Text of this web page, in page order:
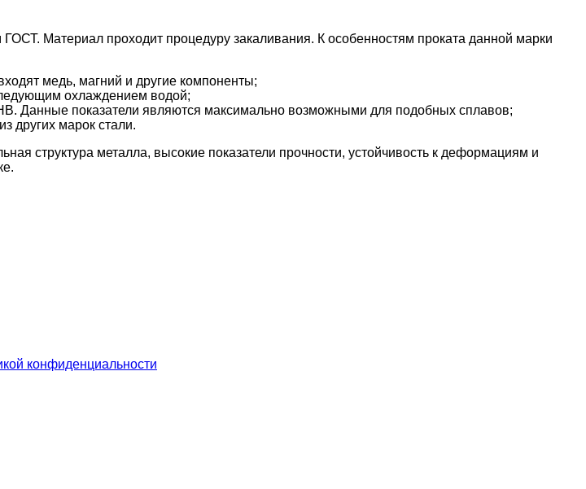
Материал проходит процедуру закаливания. К особенностям проката данной марки
медь, магний и другие компоненты;
охлаждением водой;
Данные показатели являются максимально возможными для подобных сплавов;
других марок стали.
структура металла, высокие показатели прочности, устойчивость к деформациям и
конфиденциальности